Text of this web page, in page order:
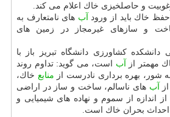
و حاصلخیزی خاك اعلام می كند.
خاك باید از ورود آب های نامتعارف به
و سازهای غیرمجاز در زمین های
كشاورزی دانشگاه تبریز باز با
مهمتر از آب است، می گوید: تداوم روند
شور، بهره برداری نادرست از منابع خاك،
آب های ناسالم، ساخت و ساز در اراضی
اندازه از سموم و نهاده های شیمیایی و
بحران خاك است.